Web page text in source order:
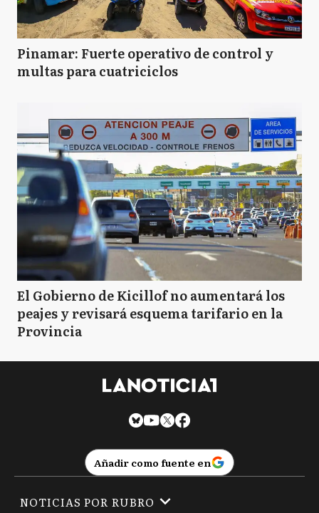
Pinamar: Fuerte operativo de control y
multas para cuatriciclos
El Gobierno de Kicillof no aumentará los
peajes y revisará esquema tarifario en la
Provincia
Añadir como fuente en
NOTICIAS POR RUBRO